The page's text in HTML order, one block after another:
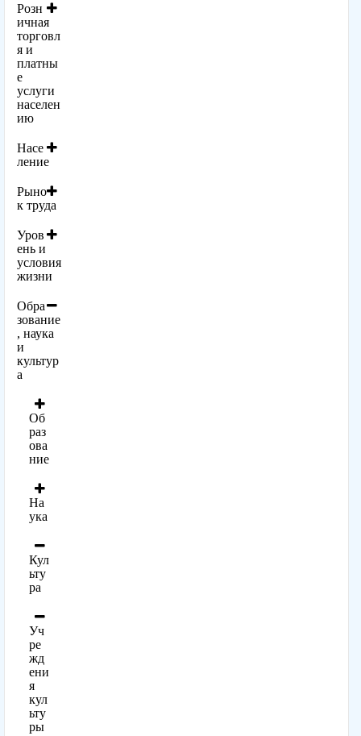
Розн
ичная
торговл
я и
платны
е
услуги
населен
ию
Насе
ление
Рыно
к труда
Уров
ень и
условия
жизни
Обра
зование
, наука
и
культур
а
Об
раз
ова
ние
На
ука
Кул
ьту
ра
Уч
ре
жд
ени
я
кул
ьту
ры